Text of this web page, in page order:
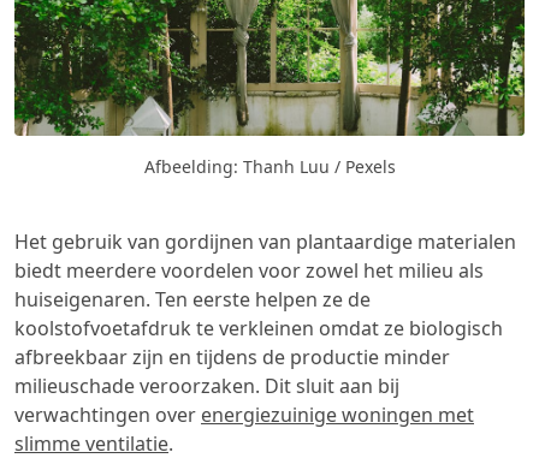
Afbeelding: Thanh Luu / Pexels
Het gebruik van gordijnen van plantaardige materialen
biedt meerdere voordelen voor zowel het milieu als
huiseigenaren. Ten eerste helpen ze de
koolstofvoetafdruk te verkleinen omdat ze biologisch
afbreekbaar zijn en tijdens de productie minder
milieuschade veroorzaken. Dit sluit aan bij
verwachtingen over energiezuinige woningen met
slimme ventilatie.